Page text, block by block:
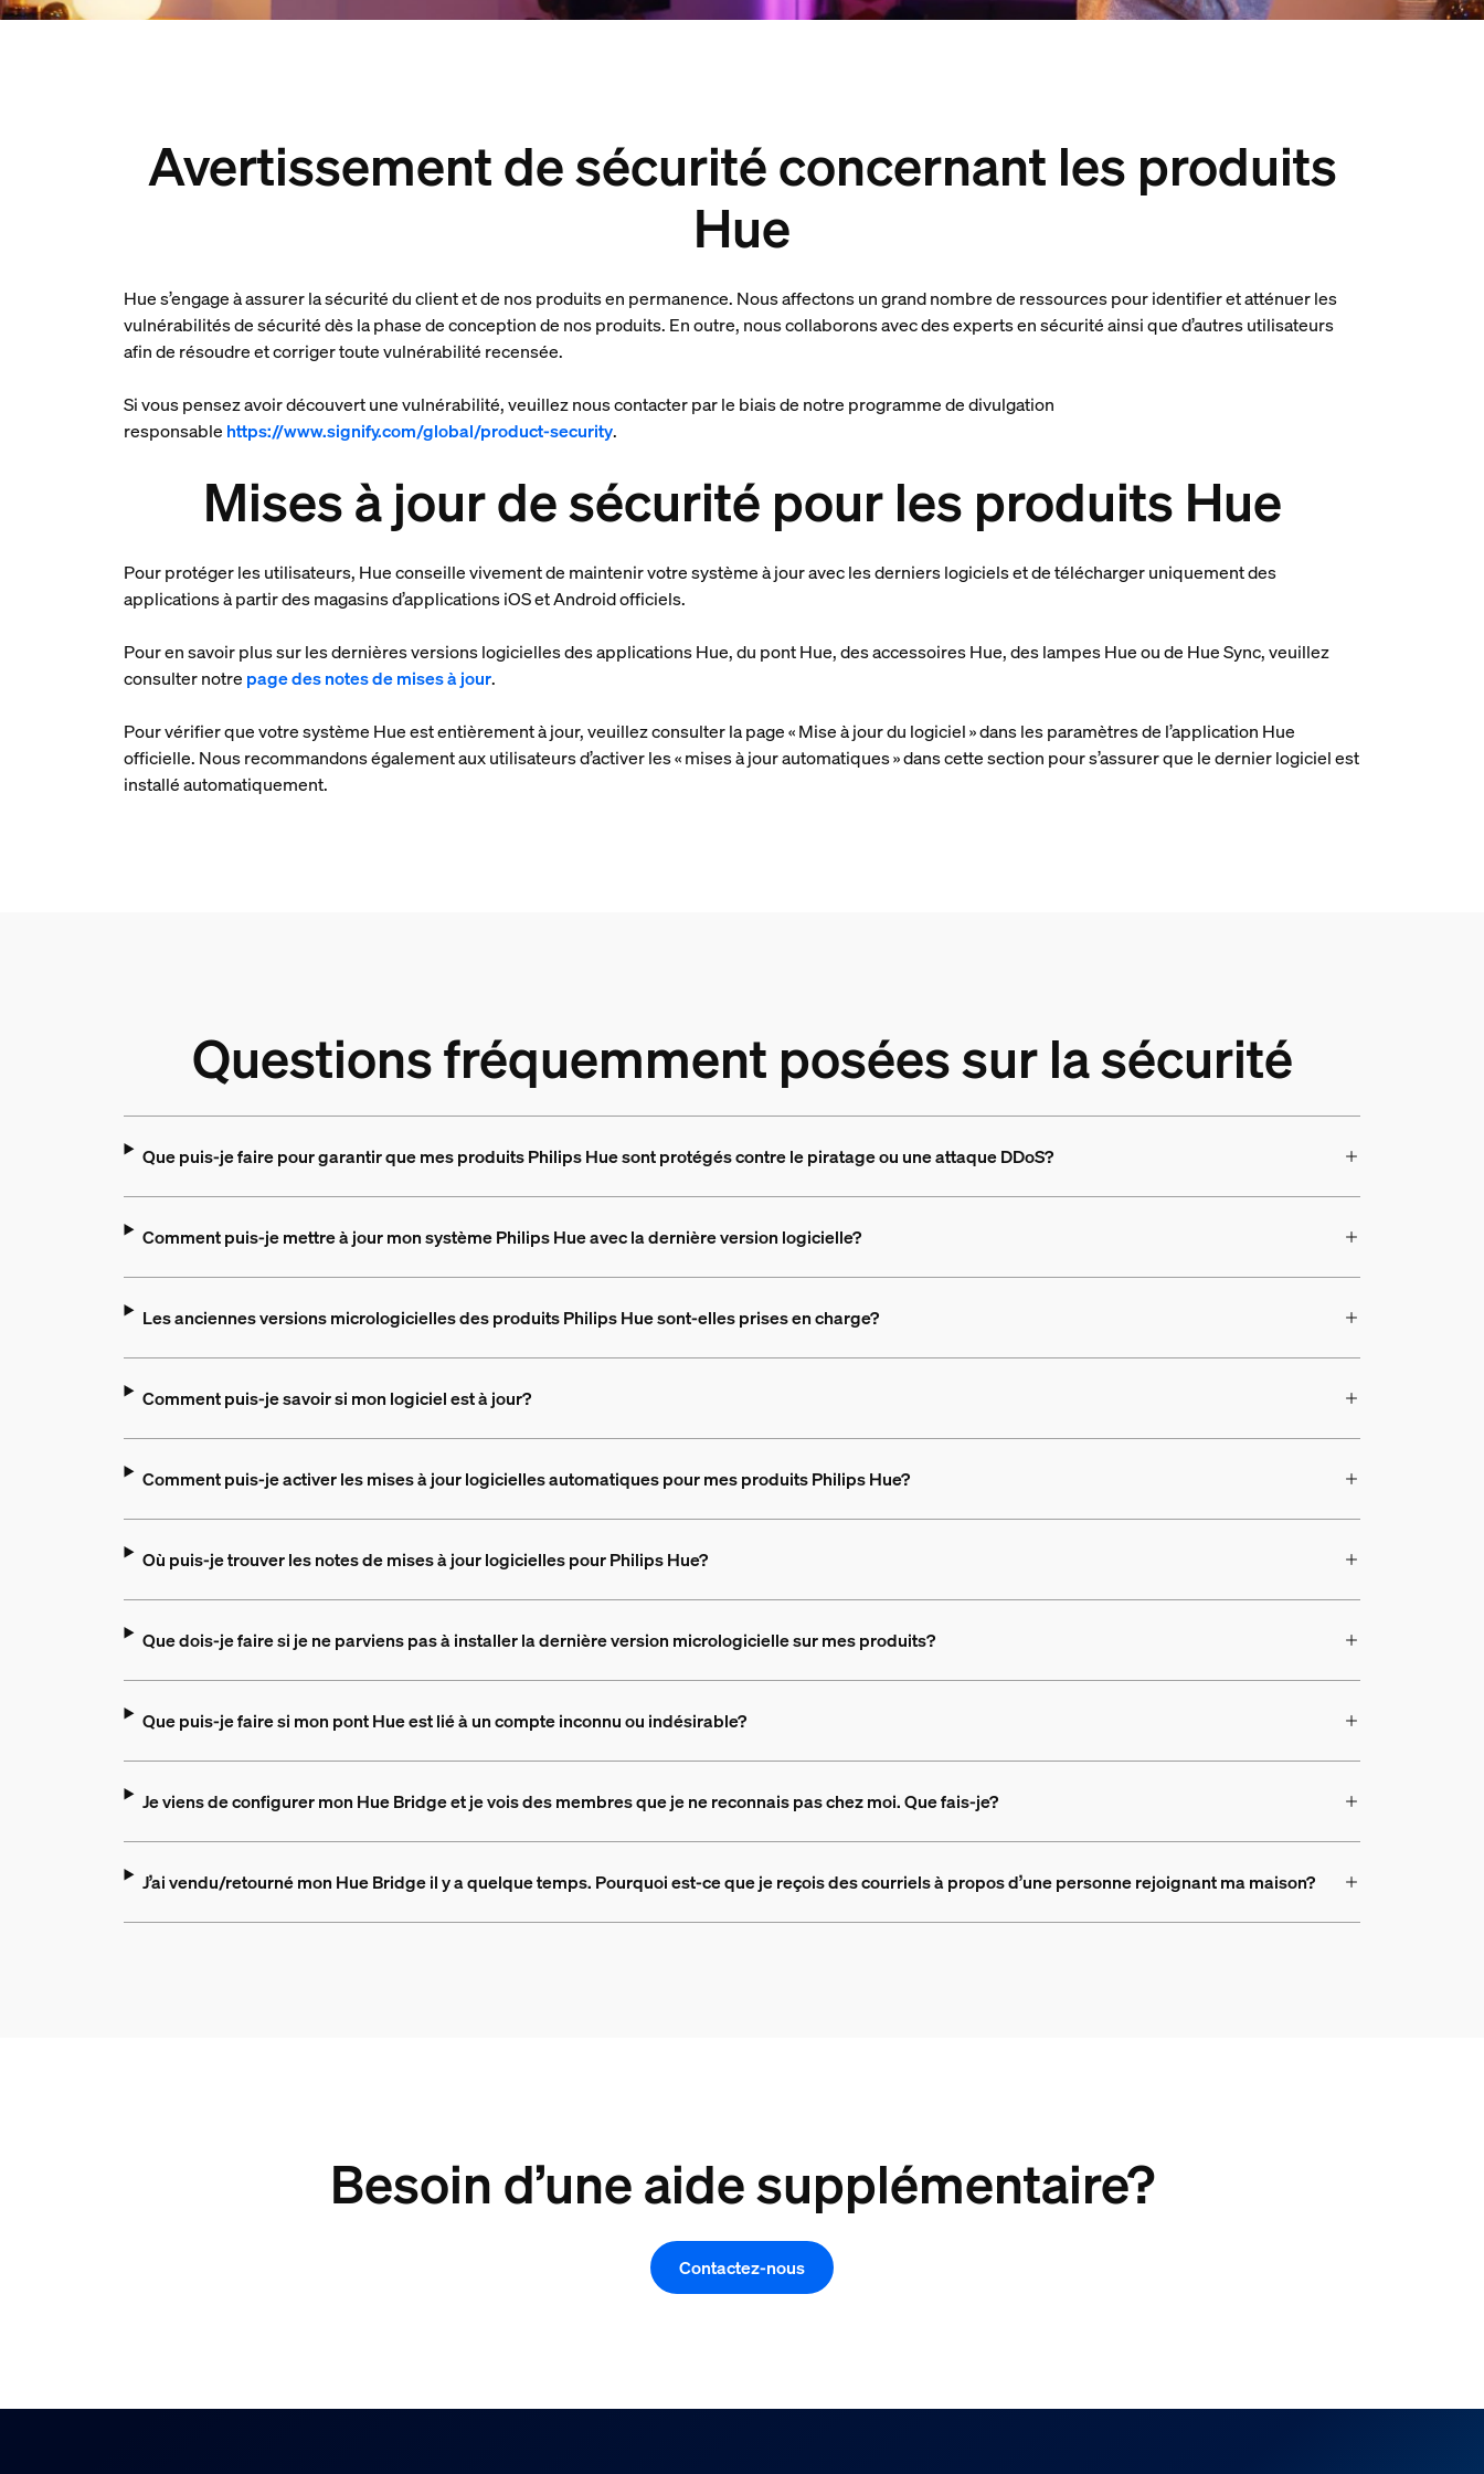
Avertissement de sécurité concernant les produits
Hue
Hue s’engage à assurer la sécurité du client et de nos produits en permanence. Nous affectons un grand nombre de ressources pour identifier et atténuer les
vulnérabilités de sécurité dès la phase de conception de nos produits. En outre, nous collaborons avec des experts en sécurité ainsi que d’autres utilisateurs
afin de résoudre et corriger toute vulnérabilité recensée.
Si vous pensez avoir découvert une vulnérabilité, veuillez nous contacter par le biais de notre programme de divulgation
responsable https://www.signify.com/global/product-security.
Mises à jour de sécurité pour les produits Hue
Pour protéger les utilisateurs, Hue conseille vivement de maintenir votre système à jour avec les derniers logiciels et de télécharger uniquement des
applications à partir des magasins d’applications iOS et Android officiels.
Pour en savoir plus sur les dernières versions logicielles des applications Hue, du pont Hue, des accessoires Hue, des lampes Hue ou de Hue Sync, veuillez
consulter notre page des notes de mises à jour.
Pour vérifier que votre système Hue est entièrement à jour, veuillez consulter la page « Mise à jour du logiciel » dans les paramètres de l’application Hue
officielle. Nous recommandons également aux utilisateurs d’activer les « mises à jour automatiques » dans cette section pour s’assurer que le dernier logiciel est
installé automatiquement.
Questions fréquemment posées sur la sécurité
Que puis-je faire pour garantir que mes produits Philips Hue sont protégés contre le piratage ou une attaque DDoS?
Comment puis-je mettre à jour mon système Philips Hue avec la dernière version logicielle?
Les anciennes versions micrologicielles des produits Philips Hue sont-elles prises en charge?
Comment puis-je savoir si mon logiciel est à jour?
Comment puis-je activer les mises à jour logicielles automatiques pour mes produits Philips Hue?
Où puis-je trouver les notes de mises à jour logicielles pour Philips Hue?
Que dois-je faire si je ne parviens pas à installer la dernière version micrologicielle sur mes produits?
Que puis-je faire si mon pont Hue est lié à un compte inconnu ou indésirable?
Je viens de configurer mon Hue Bridge et je vois des membres que je ne reconnais pas chez moi. Que fais-je?
J’ai vendu/retourné mon Hue Bridge il y a quelque temps. Pourquoi est-ce que je reçois des courriels à propos d’une personne rejoignant ma maison?
Besoin d’une aide supplémentaire?
Contactez-nous